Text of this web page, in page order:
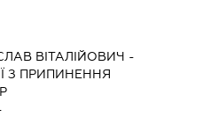
ВІТАЛІЙОВИЧ -
З ПРИПИНЕННЯ